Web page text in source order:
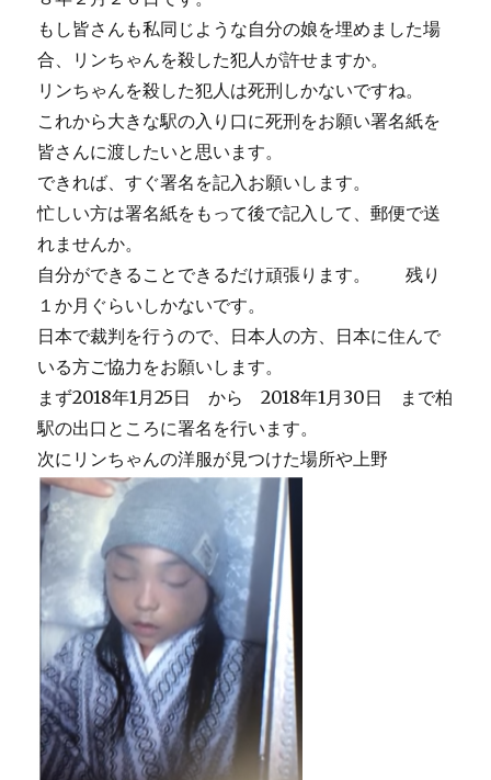
もし皆さんも私同じような自分の娘を埋めました場
合、リンちゃんを殺した犯人が許せますか。
リンちゃんを殺した犯人は死刑しかないですね。
これから大きな駅の入り口に死刑をお願い署名紙を
皆さんに渡したいと思います。
できれば、すぐ署名を記入お願いします。
忙しい方は署名紙をもって後で記入して、郵便で送
れませんか。
自分ができることできるだけ頑張ります。 残り
１か月ぐらいしかないです。
日本で裁判を行うので、日本人の方、日本に住んで
いる方ご協力をお願いします。
まず2018年1月25日 から 2018年1月30日 まで柏
駅の出口ところに署名を行います。
次にリンちゃんの洋服が見つけた場所や上野